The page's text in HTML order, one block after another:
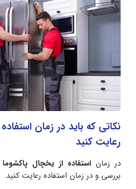
نکاتی که باید در زمان
رعایت کنید
در زمان استفاده از یخچال پاکشوما
بررسی و در زمان استفاده رعایت کنید.